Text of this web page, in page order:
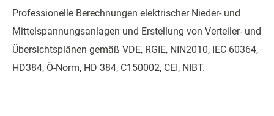
Professionelle Berechnungen elektrischer Nieder- und
Mittelspannungsanlagen und Erstellung von Verteiler- und
Übersichtsplänen gemäß VDE, RGIE, NIN2010, IEC 60364,
HD384, Ö-Norm, HD 384, C150002, CEI, NIBT.